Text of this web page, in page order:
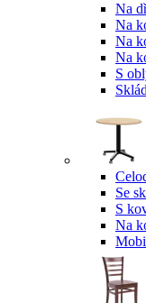
Na
Na
Na
Na
S
Se
S
Na